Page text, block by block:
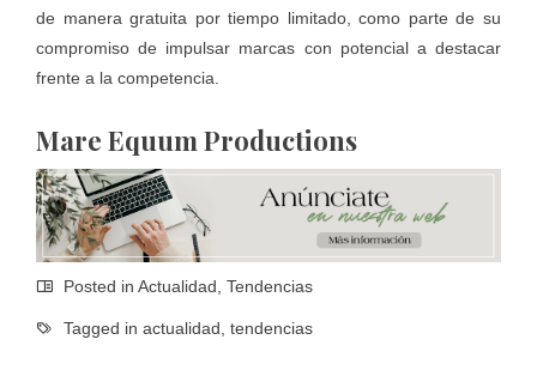
de manera gratuita por tiempo limitado, como parte de su
compromiso de impulsar marcas con potencial a destacar
frente a la competencia.
Mare Equum Productions
Posted in Actualidad Tendencias
Tagged in actualidad tendencias